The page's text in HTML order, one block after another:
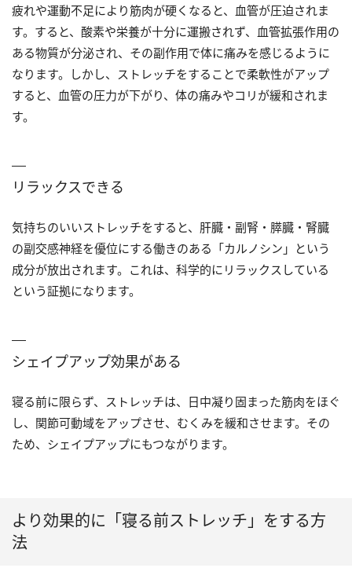
疲れや運動不足により筋肉が硬くなると、血管が圧迫されま
す。すると、酸素や栄養が十分に運搬されず、血管拡張作用の
ある物質が分泌され、その副作用で体に痛みを感じるように
なります。しかし、ストレッチをすることで柔軟性がアップ
すると、血管の圧力が下がり、体の痛みやコリが緩和されま
す。
リラックスできる
気持ちのいいストレッチをすると、肝臓・副腎・膵臓・腎臓
の副交感神経を優位にする働きのある「カルノシン」という
成分が放出されます。これは、科学的にリラックスしている
という証拠になります。
シェイプアップ効果がある
寝る前に限らず、ストレッチは、日中凝り固まった筋肉をほぐ
し、関節可動域をアップさせ、むくみを緩和させます。その
ため、シェイプアップにもつながります。
より効果的に「寝る前ストレッチ」をする方
法